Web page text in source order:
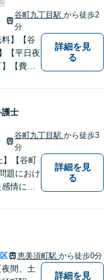
準備して
軽にご
谷町九丁目駅から徒歩2
分
料】【谷
【平日夜
【費用
詳細を見
る
護士
谷町九丁目駅から徒歩3
分
】【谷町
題におけ
情に配
社との
サポー
。【初
子連れ面
面談可】
詳細を見
る
恵美須町駅 から徒歩0分
夜間、土
詳細を見